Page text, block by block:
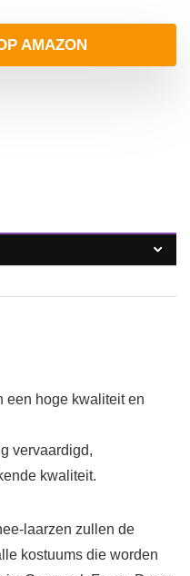
AMAZON
een hoge kwaliteit en
vervaardigd,
kwaliteit.
laarzen zullen de
kostuums die worden